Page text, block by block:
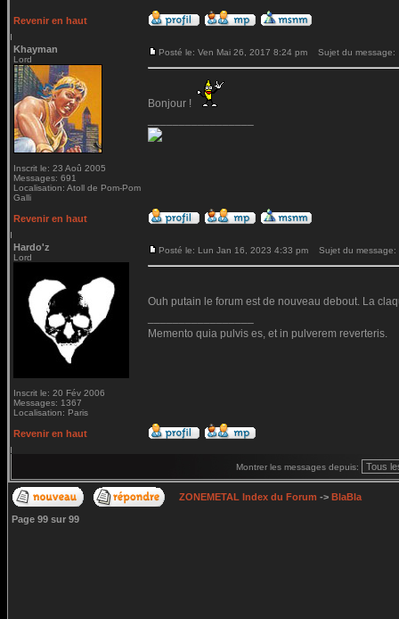
Revenir en haut
Khayman
Lord
Inscrit le: 23 Aoû 2005
Messages: 691
Localisation: Atoll de Pom-Pom
Galli
Posté le: Ven Mai 26, 2017 8:24 pm Sujet du message:
Bonjour !
Revenir en haut
Hardo'z
Lord
Inscrit le: 20 Fév 2006
Messages: 1367
Localisation: Paris
Posté le: Lun Jan 16, 2023 4:33 pm Sujet du message:
Ouh putain le forum est de nouveau debout. La
Memento quia pulvis es, et in pulverem reverteris.
Revenir en haut
Montrer les messages depuis:
ZONEMETAL Index du Forum -> BlaBla
Page 99 sur 99